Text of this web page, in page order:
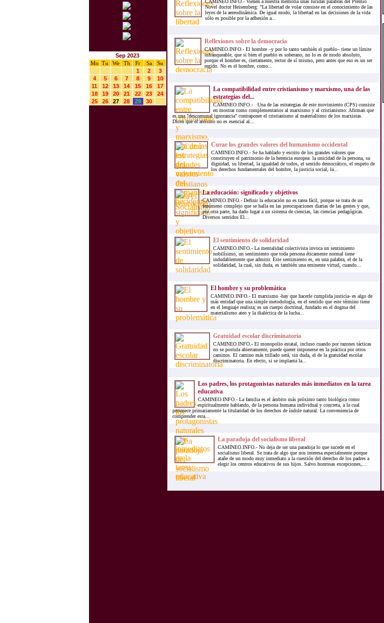
Sep 2023
Mo Tu We Th Fr Sa
Su
1
2
3
4
5 6 7 8 9
10
11
12 13 14 15 16
17
18
19 20 21 22 23
24
25
26 27 28 29 30
CAMINEO.INFO.- Vienen a nuestra memoria unas lúcidas palabras del Premio
Novel doctor Heisemberg: "La libertad de volar consiste en el conocimiento de las
leyes de la aereodinámica. De igual modo, la libertad en las decisiones de la vida
sólo es posible por la adhesión a...
Reflexiones sobre la democracia
CAMINEO.INFO.- El hombre –y por lo tanto también el pueblo– tiene un límite
infranqueable, que si bien el pueblo es soberano, no lo es de modo absoluto,
porque el hombre es, ciertamente, rector de sí mismo, pero antes que eso es un ser
regido. No es el hombre, como...
La compatibilidad entre cristianismo y marxismo, una de las
estrategias del...
CAMINEO.INFO.- Una de las estrategias de este movimiento (CPS) consiste
en mostrar como complementarios al marxismo y al cristianismo: Afirman que
es una "descomunal ignorancia" contraponer el cristianismo al materialismo de los marxistas.
Dicen que el ateísmo no es esencial al...
Curar los grandes valores del humanismo occidental
CAMINEO.INFO.- Se ha hablado y escrito de los grandes valores que
constituyen el patrimonio de la herencia europea: la unicidad de la persona, su
dignidad, su libertad, la igualdad de todos, el sentido democrático, el respeto de
los derechos fundamentales del hombre, la justicia social, la...
La educación: significado y objetivos
CAMINEO.INFO.- Definir la educación no es tarea fácil, porque se trata de un
fenómeno complejo que se halla en las preocupaciones diarias de las gentes y que,
por otra parte, ha dado lugar a un sistema de ciencias, las ciencias pedagógicas.
Diversos sentidos El...
El sentimiento de solidaridad
CAMINEO.INFO.- La mentalidad colectivista invoca un sentimiento
nobilísimo, un sentimiento que toda persona éticamente normal tiene
indudablemente que admitir. Este sentimiento es, en una palabra, el de la
solidaridad, la cual, sin duda, es también una eminente virtud, cuando...
El hombre y su problemática
CAMINEO.INFO.- El marxismo -hay que hacerle cumplida justicia- es algo de
más entidad que una simple metodología, en el sentido que este término tiene
en el lenguaje realista; es un cuerpo doctrinal, fundado en el dogma del
materialismo ateo y la dialéctica de la lucha...
Gratuidad escolar discriminatoria
CAMINEO.INFO.- El monopolio estatal, incluso cuando por razones tácticas
no se postula abiertamente, puede querer imponerse en la práctica por otros
caminos. El camino más trillado será, sin duda, el de la gratuidad escolar
discriminatoria. En efecto, si se implanta la...
Los padres, los protagonistas naturales más inmediatos en la tarea
educativa
CAMINEO.INFO.- La familia es el ámbito más próximo tanto biológica como
espiritualmente hablando, de la persona humana individual y concreta, a la cual
pertenece primariamente la titularidad de los derechos de índole natural. La conveniencia de
comprender esta...
La paradoja del socialismo liberal
CAMINEO.INFO.- No deja de ser una paradoja lo que sucede en el
socialismo liberal. Se trata de algo que nos interesa especialmente porque
atañe de un modo muy inmediato a la cuestión del derecho de los padres a
elegir los centros educativos de sus hijos. Salvo honrosas excepciones,...